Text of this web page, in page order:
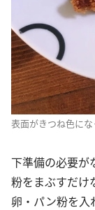
表面がきつね色にな
下準備の必要が
粉をまぶすだけ
卵・パン粉を入